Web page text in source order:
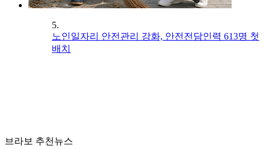
5.
노인일자리 안전관리 강화, 안전전담인력 613명 첫
배치
브라보 추천뉴스